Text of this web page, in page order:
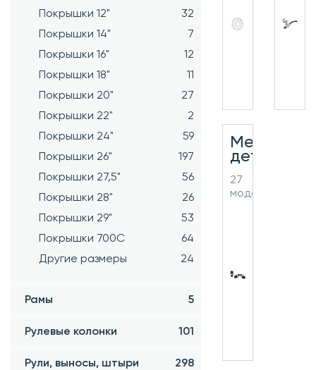
Покрышки 12"
32
Покрышки 14"
7
Покрышки 16"
12
Покрышки 18"
11
Покрышки 20"
27
Покрышки 22"
2
Покрышки 24"
59
Покрышки 26"
197
Покрышки 27,5"
56
Покрышки 28"
26
Покрышки 29"
53
Покрышки 700C
64
Другие размеры
24
Рамы 5
Рулевые колонки 101
Рули, выносы, штыри 298
Мелкие
детали
27
моделей